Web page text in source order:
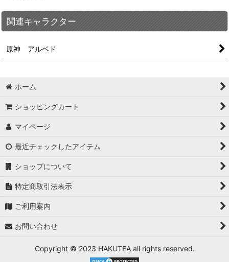
関連キャラクター
原神 アルベド
ホーム
ショッピングカート
マイページ
最近チェックしたアイテム
ショップについて
特定商取引法表示
ご利用案内
お問い合わせ
Copyright © 2023 HAKUTEA all rights reserved.